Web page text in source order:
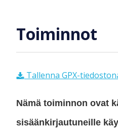
Toiminnot
Tallenna GPX-
Nämä toiminnon ovat
sisäänkirjautuneille